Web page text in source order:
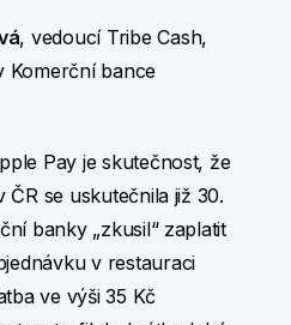
, vedoucí Tribe Cash,
Komerční bance
Pay je skutečnost, že
se uskutečnila již 30.
banky „zkusil“ zaplatit
v restauraci
ve výši 35 Kč